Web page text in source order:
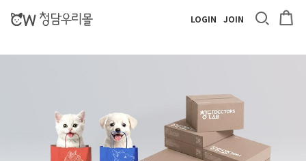
LOGIN JOIN